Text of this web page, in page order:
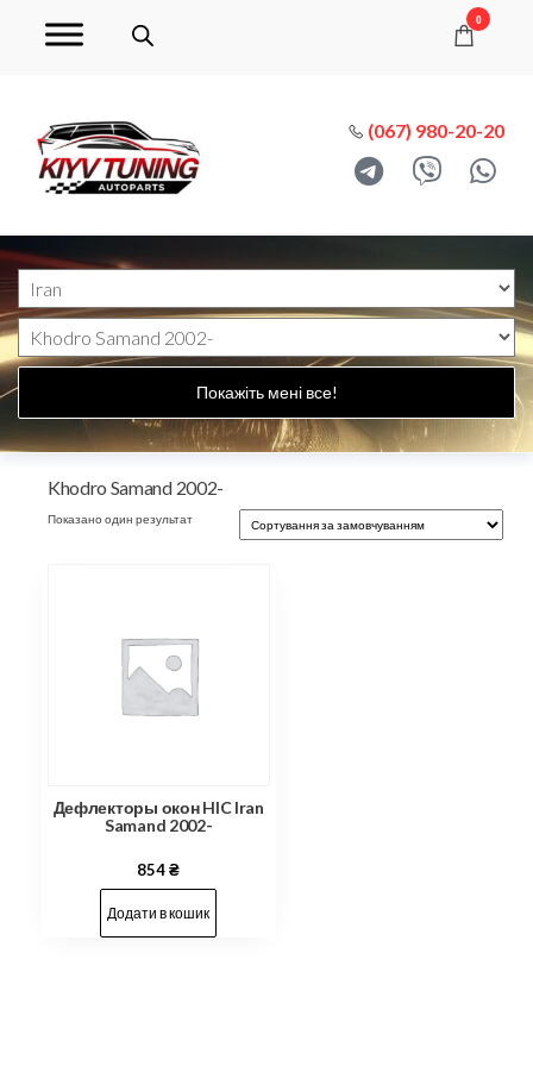
0
(067) 980-20-20
Покажіть мені все!
Khodro Samand 2002-
Показано один результат
Дефлекторы окон HIC Iran
Samand 2002-
854₴
Додати в кошик